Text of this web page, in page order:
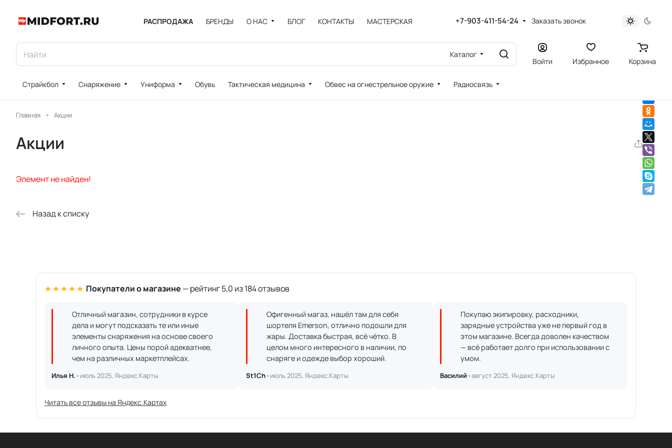
РАСПРОДАЖА БРЕНДЫ О НАС БЛОГ КОНТАКТЫ МАСТЕРСКАЯ +7-903-411-54-24 Заказать звонок
Каталог
Войти Избранное Корзина
Страйкбол Снаряжение Униформа Обувь Тактическая медицина Обвес на огнестрельное оружие Радиосвязь
Главная Акции
Акции
Элемент не найден!
Назад к списку
★★★★★ Покупатели о магазине — рейтинг 5,0 из 184 отзывов
Отличный магазин, сотрудники в курсе
дела и могут подсказать те или иные
элементы снаряжения на основе своего
личного опыта. Цены порой адекватнее,
чем на различных маркетплейсах.
Илья Н. · июль 2025, Яндекс.Карты
Офигенный магаз, нашёл там для себя
шортеля Emerson, отлично подошли для
жары. Доставка быстрая, всё чётко. В
целом много интересного в наличии, по
снаряге и одежде выбор хороший.
St1Ch · июль 2025, Яндекс.Карты
Покупаю экипировку, расходники,
зарядные устройства уже не первый год в
этом магазине. Всегда доволен качеством
— всё работает долго при использовании с
умом.
Василий ·август 2025, Яндекс.Карты
Читать все отзывы на Яндекс.Картах